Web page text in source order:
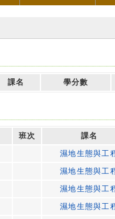
課名 學分數
班次
課名
濕地生態與工
濕地生態與工
濕地生態與工
濕地生態與工